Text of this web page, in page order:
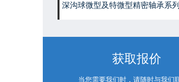
深沟球微型及特微型精密轴承系列
获取报价
当您需要我们时，请随时与我们